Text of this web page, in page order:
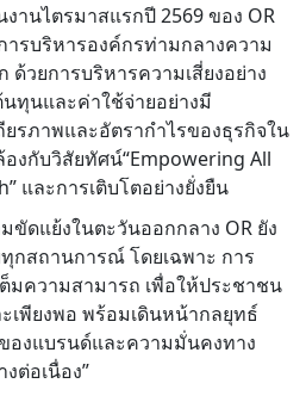
านไตรมาสแรกปี 2569 ของ OR
รบริหารองค์กรท่ามกลางความ
วยการบริหารความเสี่ยงอย่าง
ทุนและค่าใช้จ่ายอย่างมี
รภาพและอัตรากำไรของธุรกิจใน
งกับวิสัยทัศน์“Empowering All
และการเติบโตอย่างยั่งยืน
ขัดแย้งในตะวันออกกลาง OR ยัง
กสถานการณ์ โดยเฉพาะ การ
มความสามารถ เพื่อให้ประชาชน
เพียงพอ พร้อมเดินหน้ากลยุทธ์
องแบรนด์และความมั่นคงทาง
ต่อเนื่อง”